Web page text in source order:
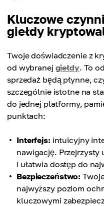
Kluczowe
giełdy
Twoje doświadczenie z
od wybranej giełdy. To
sprzedaż będą płynne,
szczególnie istotne na
do jednej platformy,
punktach:
Interfejs: intuicyjny
nawigację. Przejrzysty
i ułatwia dostęp do
Bezpieczeństwo:
najwyższy poziom
kluczowymi